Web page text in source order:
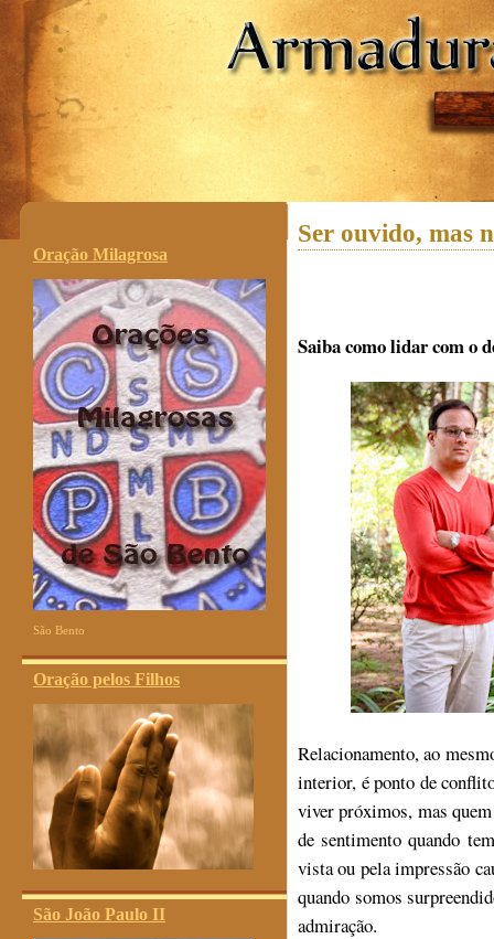
.
Oração Milagrosa
São Bento
Oração pelos Filhos
São João Paulo II
Ser ouvido, mas
Saiba como lidar com o
Relacionamento, ao
interior, é ponto de
viver próximos, mas
de sentimento quando
vista ou pela impressão
quando somos
admiração.